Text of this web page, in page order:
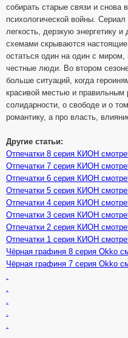
собирать старые связи и снова
психологической войны.
легкость, дерзкую энергетику
схемами скрываются настоящие
остаться один на один с
честные люди. Во втором
больше ситуаций, когда
красивой местью и
солидарности, о свободе и о
романтику, а про власть,
Другие статьи:
Отпечатки 8 серия КИОН
Отпечатки 7 серия КИОН
Отпечатки 6 серия КИОН
Отпечатки 5 серия КИОН
Отпечатки 4 серия КИОН
Отпечатки 3 серия КИОН
Отпечатки 2 серия КИОН
Отпечатки 1 серия КИОН
Чёрная графиня 8 серия Okko
Чёрная графиня 7 серия Okko